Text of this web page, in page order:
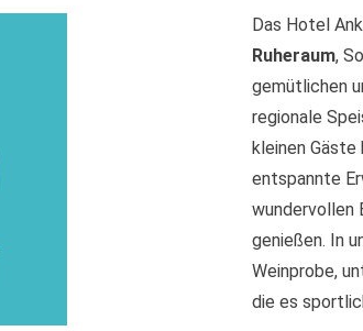
Das Hotel
Ruheraum,
gemütlichen
regionale
kleinen
entspannte
wundervollen
genießen. In
Weinprobe,
die es